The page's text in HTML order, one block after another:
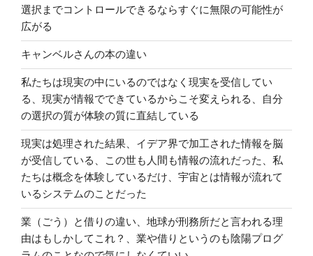
選択までコントロールできるならすぐに無限の可能性が
広がる
キャンベルさんの本の違い
私たちは現実の中にいるのではなく現実を受信してい
る、現実が情報でできているからこそ変えられる、自分
の選択の質が体験の質に直結している
現実は処理された結果、イデア界で加工された情報を脳
が受信している、この世も人間も情報の流れだった、私
たちは概念を体験しているだけ、宇宙とは情報が流れて
いるシステムのことだった
業（ごう）と借りの違い、地球が刑務所だと言われる理
由はもしかしてこれ？、業や借りというのも陰陽プログ